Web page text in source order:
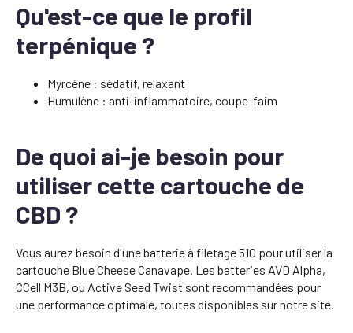
Qu'est-ce que le profil
terpénique ?
Myrcène : sédatif, relaxant
Humulène : anti-inflammatoire, coupe-faim
De quoi ai-je besoin pour
utiliser cette cartouche de
CBD ?
Vous aurez besoin d'une batterie à filetage 510 pour utiliser la
cartouche Blue Cheese Canavape. Les batteries AVD Alpha,
CCell M3B, ou Active Seed Twist sont recommandées pour
une performance optimale, toutes disponibles sur notre site.